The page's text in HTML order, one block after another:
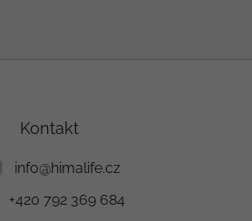
Kontakt
info@himalife.cz
+420 792 369 684